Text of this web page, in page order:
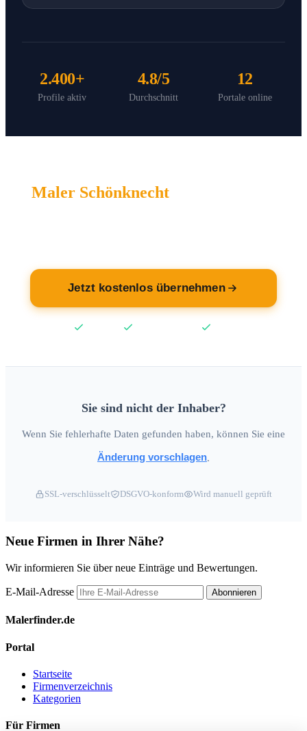
2.400+
Profile aktiv
4.8/5
Durchschnitt
12
Portale online
Maler Schönknecht
Jetzt kostenlos übernehmen
Sie sind nicht der Inhaber?
Wenn Sie fehlerhafte Daten gefunden haben, können Sie eine
Änderung vorschlagen
SSL-verschlüsselt DSGVO-konform Wird manuell geprüft
Neue Firmen in Ihrer Nähe?
Wir informieren Sie über neue Einträge und Bewertungen.
E-Mail-Adresse Abonnieren
Malerfinder.de
Portal
Startseite
Firmenverzeichnis
Kategorien
Für Firmen